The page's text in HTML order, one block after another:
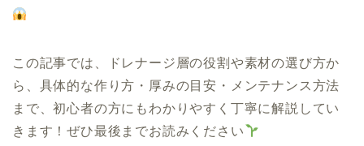
この記事では、ドレナージ層の役割や素材の選び方か
ら、具体的な作り方・厚みの目安・メンテナンス方法
まで、初心者の方にもわかりやすく丁寧に解説してい
きます！ぜひ最後までお読みください